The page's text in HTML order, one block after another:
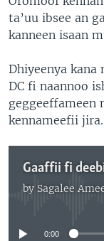
ta’uu ibsee an
kanneen isaan
Dhiyeenya
DC fi naannoo
geggeeffameen
kennameefii jira.
Gaaffii fi
by Sagalee
No
0:00